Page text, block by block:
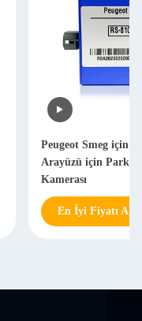
Peugeot Smeg için
Arayüzü için Park
Kamerası
En İyi Fiyatı Alın